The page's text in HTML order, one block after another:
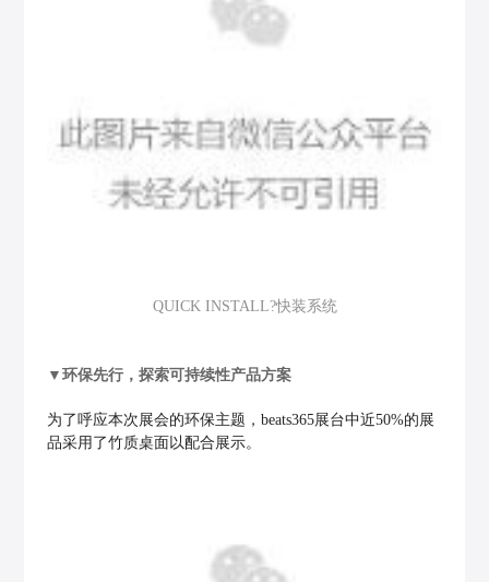
QUICK INSTALL?快装系统
▼ 环保先行，探索可持续性产品方案
为了呼应本次展会的环保主题，beats365展台中近50%的展
品采用了竹质桌面以配合展示。